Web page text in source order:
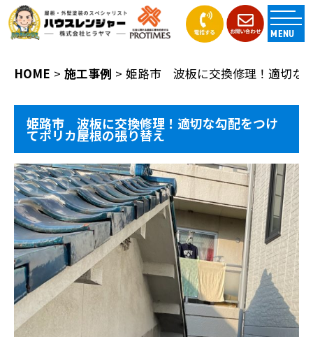
MENU
HOME 施工事例 姫路市 波板に交換修理！適切な
姫路市 波板に交換修理！適切な勾配をつけ
てポリカ屋根の張り替え